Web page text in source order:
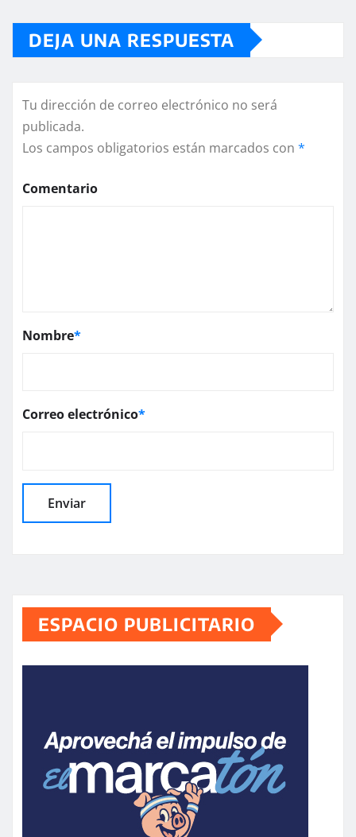
DEJA UNA RESPUESTA
Tu dirección de correo electrónico no será
publicada.
Los campos obligatorios están marcados con *
Comentario
Nombre*
Correo electrónico*
ESPACIO PUBLICITARIO